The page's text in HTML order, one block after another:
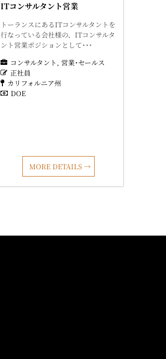
ITコンサルタント営業
トーランスにあるITコンサルタントを
行なっている会社様の、ITコンサルタ
ント営業ポジションとして･･･
コンサルタント 営業･セールス
正社員
カリフォルニア州
DOE
MORE DETAILS